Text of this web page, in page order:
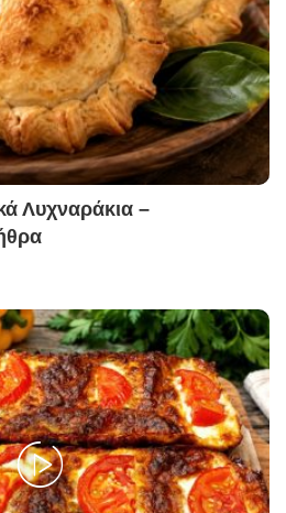
Λυχναράκια –